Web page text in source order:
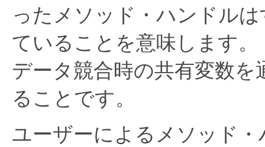
ったメソッド・ハンドル
ていることを意味します。
データ競合時の共有変数
ることです。
ユーザーによるメソッド